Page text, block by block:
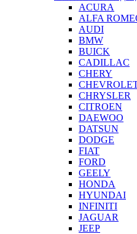
ACURA
ALFA
AUDI
BMW
BUICK
CADILLAC
CHERY
CHRYSLER
CITROEN
DAEWOO
DATSUN
DODGE
FIAT
FORD
GEELY
HONDA
HYUNDAI
INFINITI
JAGUAR
JEEP